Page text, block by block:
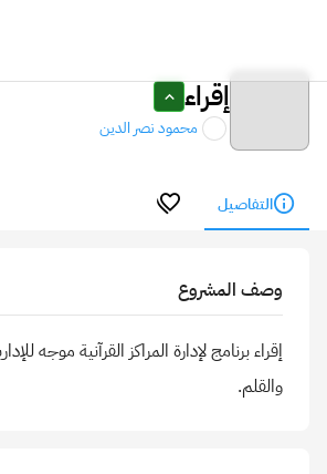
إقراء
محمود نصر الدين
التفاصيل
وصف المشروع
إقراء برنامج لإدارة المراكز القرآنية
والقلم.